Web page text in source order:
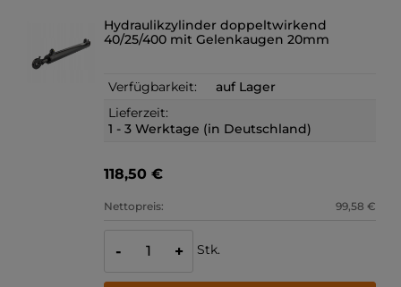
Hydraulikzylinder doppeltwirkend
40/25/400 mit Gelenkaugen 20mm
Verfügbarkeit:
auf Lager
Lieferzeit:
1 - 3 Werktage (in Deutschland)
118,50 €
Nettopreis: 99,58 €
- + Stk.